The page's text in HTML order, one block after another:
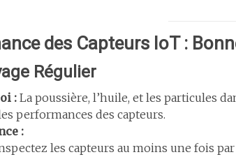
des Capteurs IoT :
Régulier
:La poussière, l’huile, et les particules
performances des capteurs.
:
les capteurs au moins une fois